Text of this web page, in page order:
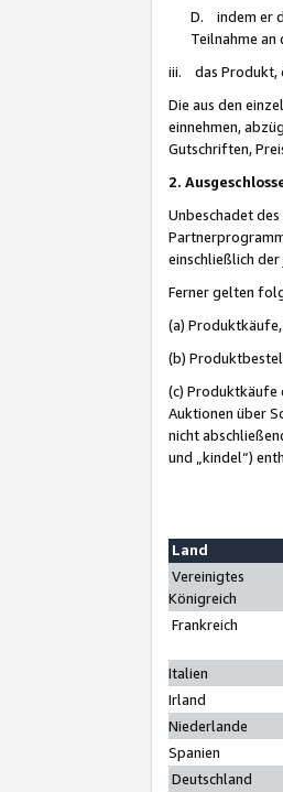
D. indem er
Teilnahme an
iii. das Produkt,
Die aus den
einnehmen,
Gutschriften,
2.
Unbeschadet
einschließlich
Ferner gelten
(a)
(b)
(c) Produktkäufe
Auktionen über
nicht
und „kindel“)
Land
Vereinigtes
Königreich
Frankreich
Italien
Irland
Niederlande
Spanien
Deutschland